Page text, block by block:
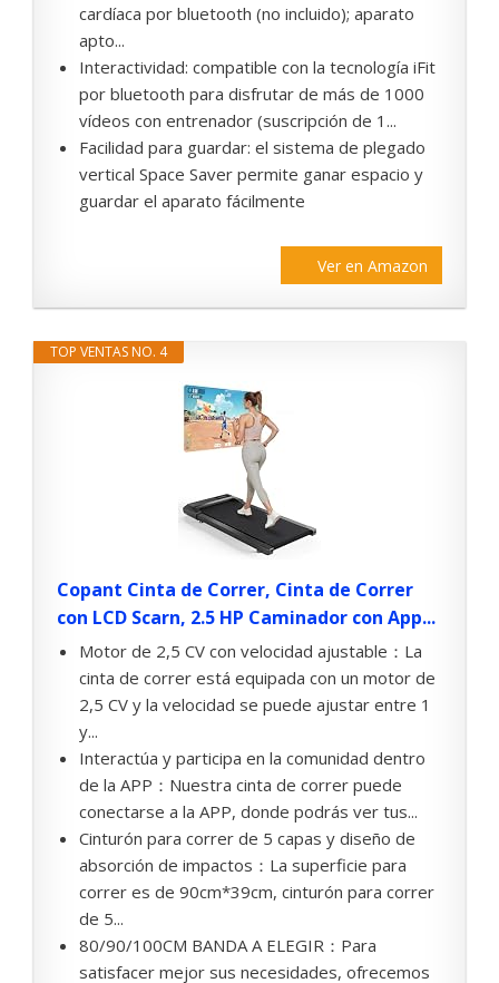
cardíaca por bluetooth (no incluido); aparato
apto...
Interactividad: compatible con la tecnología iFit
por bluetooth para disfrutar de más de 1000
vídeos con entrenador (suscripción de 1...
Facilidad para guardar: el sistema de plegado
vertical Space Saver permite ganar espacio y
guardar el aparato fácilmente
Ver en Amazon
TOP VENTAS NO. 4
Copant Cinta de Correr, Cinta de Correr
con LCD Scarn, 2.5 HP Caminador con App...
Motor de 2,5 CV con velocidad ajustable：La
cinta de correr está equipada con un motor de
2,5 CV y la velocidad se puede ajustar entre 1
y...
Interactúa y participa en la comunidad dentro
de la APP：Nuestra cinta de correr puede
conectarse a la APP, donde podrás ver tus...
Cinturón para correr de 5 capas y diseño de
absorción de impactos：La superficie para
correr es de 90cm*39cm, cinturón para correr
de 5...
80/90/100CM BANDA A ELEGIR：Para
satisfacer mejor sus necesidades, ofrecemos